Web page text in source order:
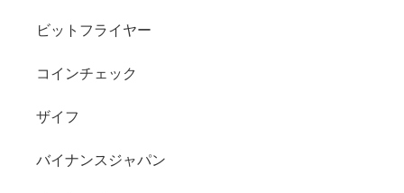
ビットフライヤー
コインチェック
ザイフ
バイナンスジャパン